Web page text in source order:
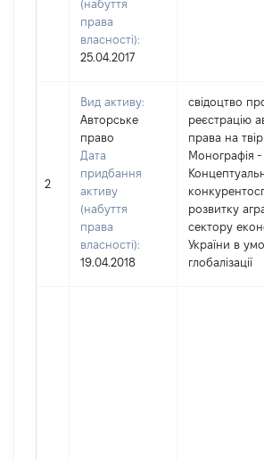
(набуття
права
власності):
25.04.2017
2
Вид активу:
Авторське
право
Дата
придбання
активу
(набуття
права
власності):
19.04.2018
свідоцтво
реєстрацію
права на
Монографія -
розвитку
сектору
України в
глобалізації